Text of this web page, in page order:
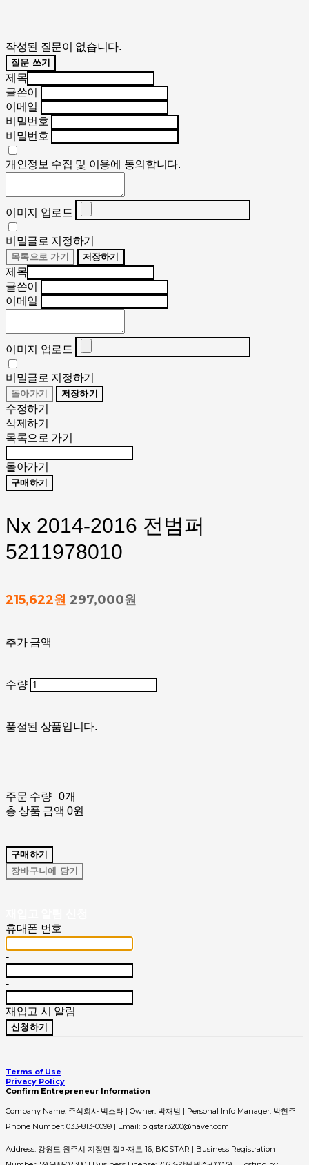
작성된 질문이 없습니다.
질문 쓰기
제목
글쓴이
이메일
비밀번호
비밀번호
개인정보 수집 및 이용에 동의합니다.
이미지 업로드
비밀글로 지정하기
목록으로 가기 저장하기
제목
글쓴이
이메일
이미지 업로드
비밀글로 지정하기
돌아가기 저장하기
수정하기
삭제하기
목록으로 가기
돌아가기
구매하기
Nx 2014-2016 전범퍼
5211978010
215,622원 297,000원
추가 금액
수량
품절된 상품입니다.
주문 수량
0개
총 상품 금액 0원
구매하기
장바구니에 담기
휴대폰 번호
-
-
재입고 시 알림
신청하기
Terms of Use
Privacy Policy
Confirm Entrepreneur Information
Company Name: 주식회사 빅스타 | Owner: 박재범 | Personal Info Manager: 박현주 |
Phone Number: 033-813-0099 | Email: bigstar3200@naver.com
Address: 강원도 원주시 지정면 질마재로 16, BIGSTAR | Business Registration